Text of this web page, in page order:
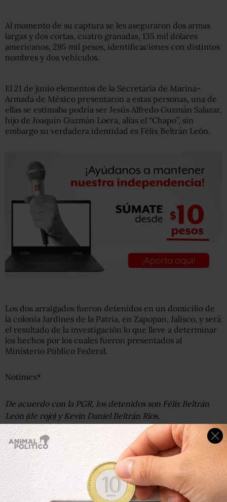
Al momento de su captura se les aseguraron dos armas
largas y dos cortas, cuatro granadas, 135 mil dólares
americanos, 295 mil pesos, identificaciones con distintos
nombres y dos vehículos.
El 21 de junio elementos de la Secretaría de Marina-
Armada de México presentaron a estas personas, una de
ellas se estimaba podría ser Jesús Alfredo Guzmán Salazar,
hijo de Joaquín Guzmán Loera, alias el “Chapo”, sin
embargo su verdadera identidad es Félix Beltrán León.
Los dos arraigados fueron detenidos en un domicilio de
la colonia Jardines de la Patria, en Zapopan, Jalisco, y será
el resultado de la investigación lo que lleve a determinar
los hechos por los cuales fueron presentados al
Ministerio Público Federal.
Notimex*
De acuerdo con la PGR, los detenidos son Félix Beltrán
León (de rojo) y Kevin Daniel Beltrán Ríos.
Oficial: detenido no es hijo de El Chapo Guzmán
La Procuraduría General de la República (PGR) confirmó
a través de un comunicado de prensa que la persona
detenida ayer por elementos de la Marina, a la que se